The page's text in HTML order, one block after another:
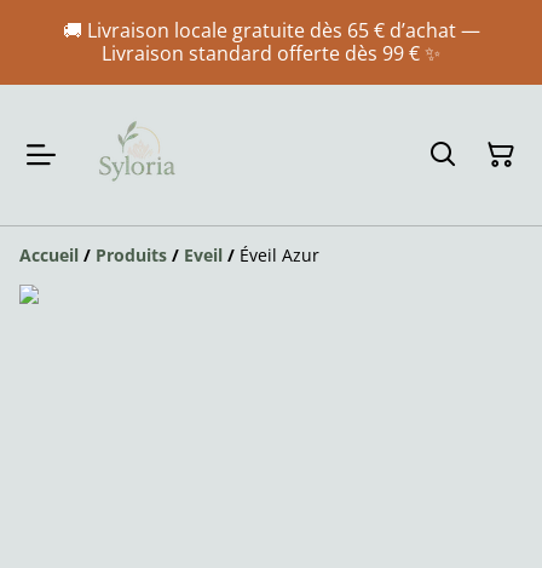
🚚 Livraison locale gratuite dès 65 € d’achat —
Livraison standard offerte dès 99 € ✨
Accueil / Produits / Eveil / Éveil Azur